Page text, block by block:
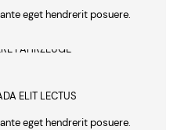
eget hendrerit posuere.
ELIT LECTUS
eget hendrerit posuere.